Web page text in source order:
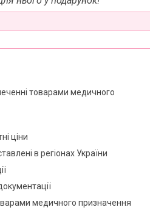
товарами медичного
ціни
в регіонах України
медичного призначення